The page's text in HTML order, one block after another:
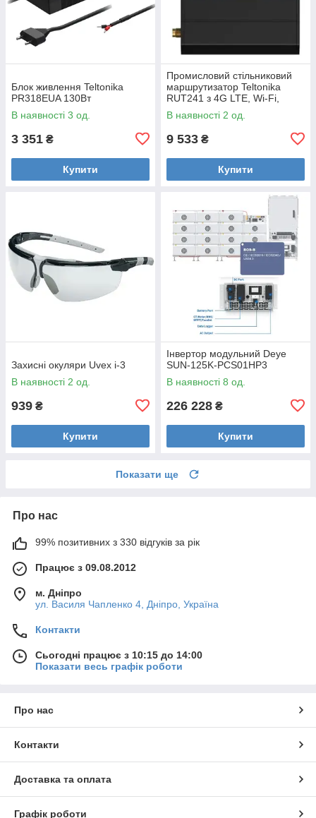
Блок живлення Teltonika
PR318EUA 130Вт
В наявності 3 од.
3 351 ₴
Купити
Промисловий стільниковий
маршрутизатор Teltonika
RUT241 з 4G LTE, Wi-Fi,
eSIM
В наявності 2 од.
9 533 ₴
Купити
Захисні окуляри Uvex i-3
В наявності 2 од.
939 ₴
Купити
Інвертор модульний Deye
SUN-125K-PCS01HP3
В наявності 8 од.
226 228 ₴
Купити
Показати ще
Про нас
99% позитивних з 330 відгуків за рік
Працює з 09.08.2012
м. Дніпро
ул. Василя Чапленко 4, Дніпро, Україна
Контакти
Сьогодні працює з 10:15 до 14:00
Показати весь графік роботи
Про нас
Контакти
Доставка та оплата
Графік роботи